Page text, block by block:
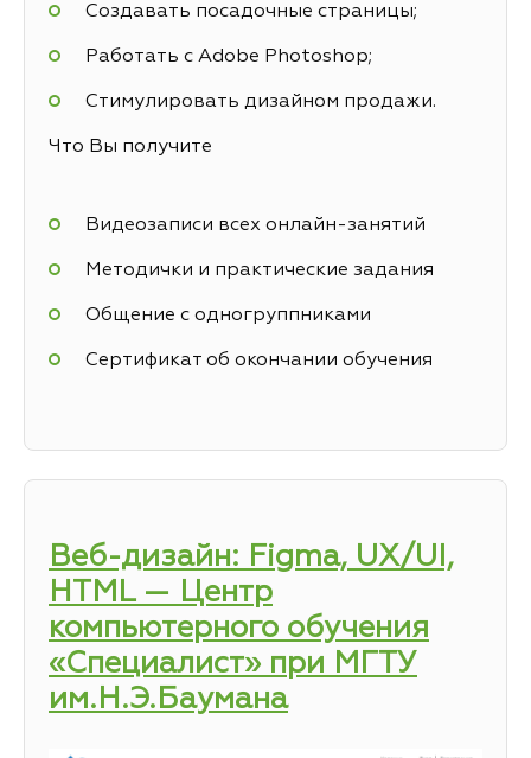
Создавать посадочные страницы;
Работать с Adobe Photoshop;
Стимулировать дизайном продажи.
Что Вы получите
Видеозаписи всех онлайн-занятий
Методички и практические задания
Общение с одногруппниками
Сертификат об окончании обучения
Веб-дизайн: Figma, UX/UI,
HTML — Центр
компьютерного обучения
«Специалист» при МГТУ
им.Н.Э.Баумана